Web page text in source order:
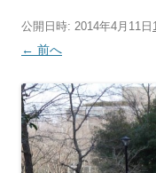
公開日時: 2014年4月11日
← 前へ